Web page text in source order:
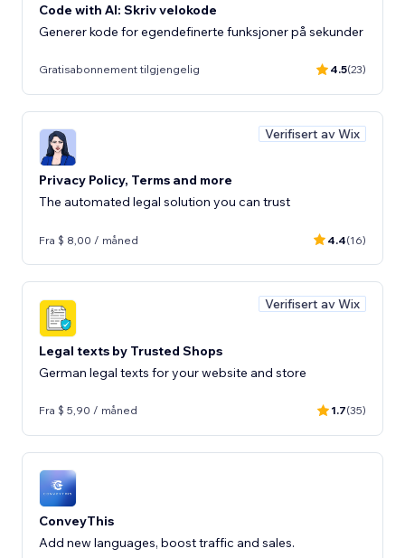
Code with AI: Skriv velokode
Generer kode for egendefinerte funksjoner på sekunder
Gratisabonnement tilgjengelig 4.5(23)
Verifisert av Wix
Privacy Policy, Terms and more
The automated legal solution you can trust
Fra $ 8,00 / måned 4.4(16)
Verifisert av Wix
Legal texts by Trusted Shops
German legal texts for your website and store
Fra $ 5,90 / måned 1.7(35)
ConveyThis
Add new languages, boost traffic and sales.